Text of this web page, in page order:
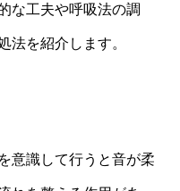
な工夫や呼吸法の調
法を紹介します。
意識して行うと音が柔